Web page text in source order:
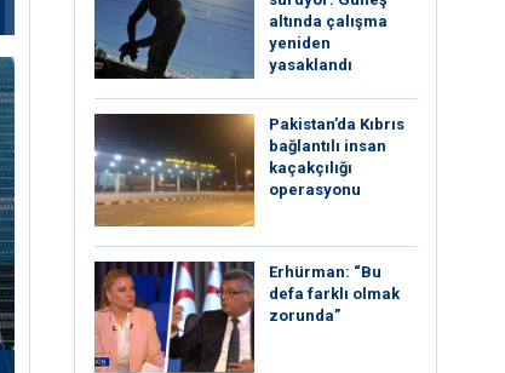
altında çalışma
yeniden
yasaklandı
Pakistan’da Kıbrıs
bağlantılı insan
kaçakçılığı
operasyonu
Erhürman: “Bu
defa farklı olmak
zorunda”